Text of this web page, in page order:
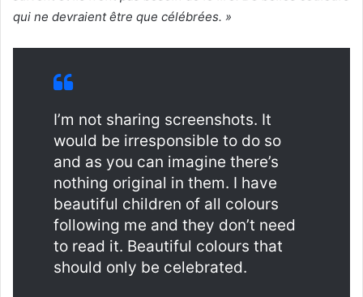
qui ne devraient être que célébrées. »
I’m not sharing screenshots. It
would be irresponsible to do so
and as you can imagine there’s
nothing original in them. I have
beautiful children of all colours
following me and they don’t need
to read it. Beautiful colours that
should only be celebrated.